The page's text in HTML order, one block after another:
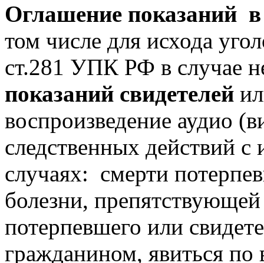
Оглашение показаний в
том числе для исхода
ст.281 УПК РФ в случае
показаний свидетелей
воспроизведение аудио
следственных действий
случаях: смерти
болезни, препятствующей
потерпевшего или
гражданином, явиться по